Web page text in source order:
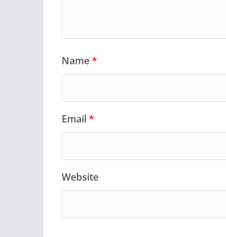
Name*
Email*
Website